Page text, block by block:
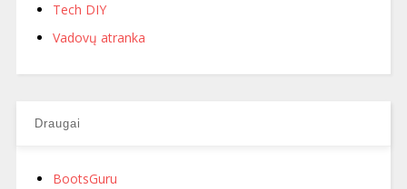
Tech DIY
Vadovų atranka
Draugai
BootsGuru